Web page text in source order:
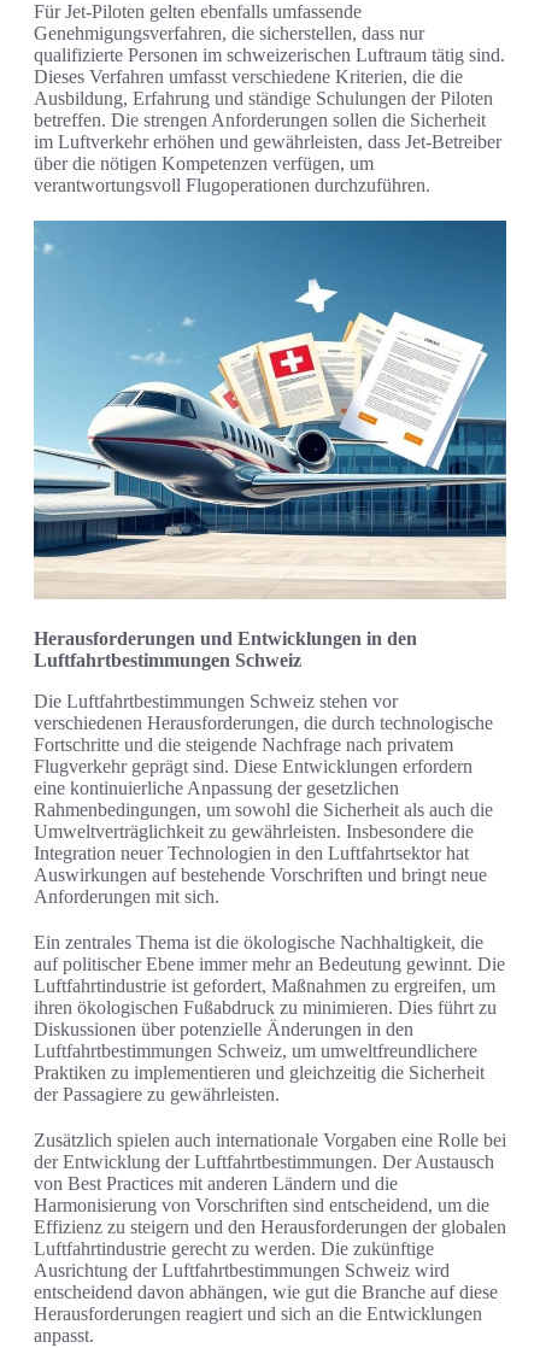
Für Jet-Piloten gelten ebenfalls umfassende
Genehmigungsverfahren, die sicherstellen, dass nur
qualifizierte Personen im schweizerischen Luftraum tätig sind.
Dieses Verfahren umfasst verschiedene Kriterien, die die
Ausbildung, Erfahrung und ständige Schulungen der Piloten
betreffen. Die strengen Anforderungen sollen die Sicherheit
im Luftverkehr erhöhen und gewährleisten, dass Jet-Betreiber
über die nötigen Kompetenzen verfügen, um
verantwortungsvoll Flugoperationen durchzuführen.
Herausforderungen und Entwicklungen in den
Luftfahrtbestimmungen Schweiz
Die Luftfahrtbestimmungen Schweiz stehen vor
verschiedenen Herausforderungen, die durch technologische
Fortschritte und die steigende Nachfrage nach privatem
Flugverkehr geprägt sind. Diese Entwicklungen erfordern
eine kontinuierliche Anpassung der gesetzlichen
Rahmenbedingungen, um sowohl die Sicherheit als auch die
Umweltverträglichkeit zu gewährleisten. Insbesondere die
Integration neuer Technologien in den Luftfahrtsektor hat
Auswirkungen auf bestehende Vorschriften und bringt neue
Anforderungen mit sich.
Ein zentrales Thema ist die ökologische Nachhaltigkeit, die
auf politischer Ebene immer mehr an Bedeutung gewinnt. Die
Luftfahrtindustrie ist gefordert, Maßnahmen zu ergreifen, um
ihren ökologischen Fußabdruck zu minimieren. Dies führt zu
Diskussionen über potenzielle Änderungen in den
Luftfahrtbestimmungen Schweiz, um umweltfreundlichere
Praktiken zu implementieren und gleichzeitig die Sicherheit
der Passagiere zu gewährleisten.
Zusätzlich spielen auch internationale Vorgaben eine Rolle bei
der Entwicklung der Luftfahrtbestimmungen. Der Austausch
von Best Practices mit anderen Ländern und die
Harmonisierung von Vorschriften sind entscheidend, um die
Effizienz zu steigern und den Herausforderungen der globalen
Luftfahrtindustrie gerecht zu werden. Die zukünftige
Ausrichtung der Luftfahrtbestimmungen Schweiz wird
entscheidend davon abhängen, wie gut die Branche auf diese
Herausforderungen reagiert und sich an die Entwicklungen
anpasst.